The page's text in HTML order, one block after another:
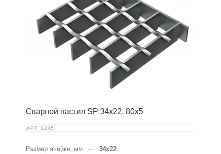
Сварной настил SP 34х22, 80х5
АРТ. S245
Размер ячейки, мм —
34x22